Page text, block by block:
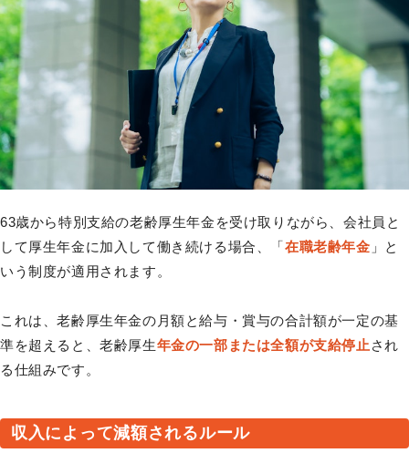
63歳から特別支給の老齢厚生年金を受け取りながら、会社員と
して厚生年金に加入して働き続ける場合、「在職老齢年金 」と
いう制度が適用されます。
これは、老齢厚生年金の月額と給与・賞与の合計額が一定の基
準を超えると、老齢厚生年金の一部または全額が支給停止 され
る仕組みです。
収入によって減額されるルール